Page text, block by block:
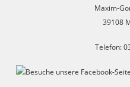
Maxim-
39108
Telefon: